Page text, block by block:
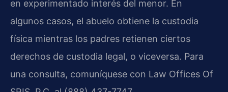
en experimentado interés del menor. En
algunos casos, el abuelo obtiene la custodia
física mientras los padres retienen ciertos
derechos de custodia legal, o viceversa. Para
una consulta, comuníquese con Law Offices Of